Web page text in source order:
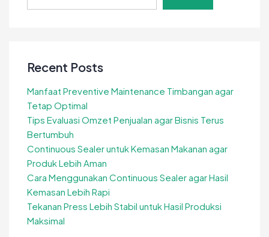
Recent Posts
Manfaat Preventive Maintenance Timbangan agar
Tetap Optimal
Tips Evaluasi Omzet Penjualan agar Bisnis Terus
Bertumbuh
Continuous Sealer untuk Kemasan Makanan agar
Produk Lebih Aman
Cara Menggunakan Continuous Sealer agar Hasil
Kemasan Lebih Rapi
Tekanan Press Lebih Stabil untuk Hasil Produksi
Maksimal